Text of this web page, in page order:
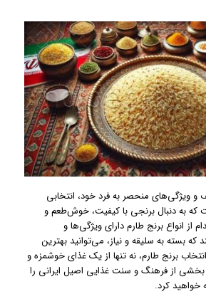
و ویژگی‌های منحصر به فرد خود، انتخابی
که به دنبال برنجی با کیفیت، خوش‌طعم و
انواع برنج طارم دارای ویژگی‌ها و
به سلیقه و نیاز، می‌توانید بهترین
انتخاب برنج طارم، نه تنها از یک غذای خوشمزه و
بخشی از فرهنگ و سنت غذایی اصیل ایرانی را
خواهید کرد.